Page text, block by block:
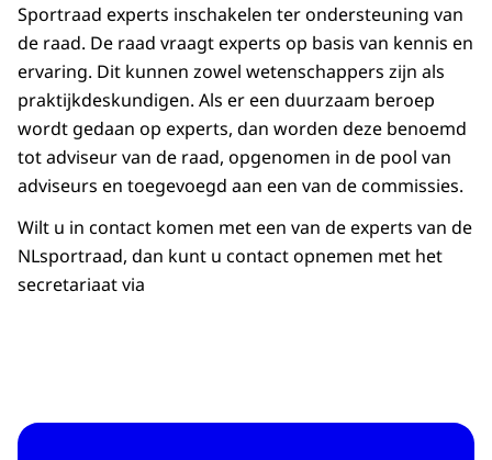
Sportraad experts inschakelen ter ondersteuning van
de raad. De raad vraagt experts op basis van kennis en
ervaring. Dit kunnen zowel wetenschappers zijn als
praktijkdeskundigen. Als er een duurzaam beroep
wordt gedaan op experts, dan worden deze benoemd
tot adviseur van de raad, opgenomen in de pool van
adviseurs en toegevoegd aan een van de commissies.
Wilt u in contact komen met een van de experts van de
NLsportraad, dan kunt u contact opnemen met het
secretariaat via